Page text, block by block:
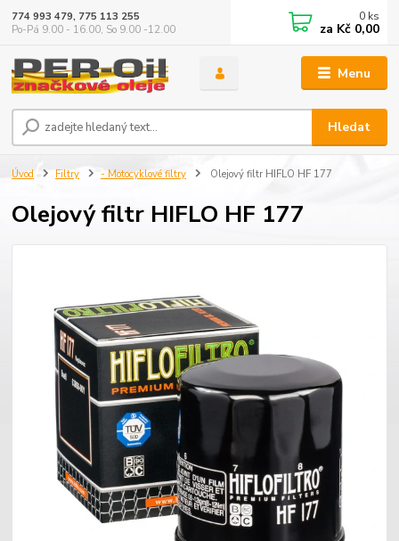
Menu
Hledat
774 993 479, 775 113 255
Po-Pá 9.00 - 16.00, So 9.00 -12.00
0 ks
za Kč 0,00
Úvod Filtry - Motocyklové filtry Olejový filtr HIFLO HF 177
Olejový filtr HIFLO HF 177